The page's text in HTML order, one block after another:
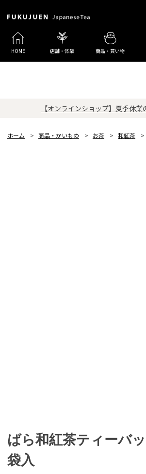
HOME 店舗・体験 商品・買い物
【オンラインショップ】夏季休業
ホーム > 商品・かいもの > お茶 > 和紅茶 >
ばら和紅茶ティーバ
袋入